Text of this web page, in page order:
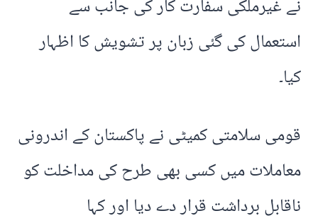
نے غیرملکی سفارت کار کی جانب سے
استعمال کی گئی زبان پر تشویش کا اظہار
کیا۔
قومی سلامتی کمیٹی نے پاکستان کے اندرونی
معاملات میں کسی بھی طرح کی مداخلت کو
ناقابل برداشت قرار دے دیا اور کہا